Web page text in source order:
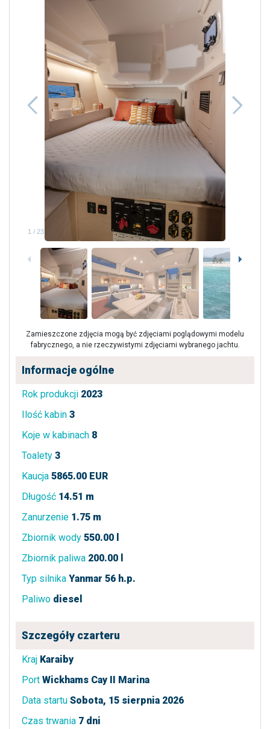
1 / 23
Zamieszczone zdjęcia mogą być zdjęciami poglądowymi modelu
fabrycznego, a nie rzeczywistymi zdjęciami wybranego jachtu.
Informacje ogólne
Rok produkcji 2023
Ilość kabin 3
Koje w kabinach 8
Toalety 3
Kaucja 5865.00 EUR
Długość 14.51 m
Zanurzenie 1.75 m
Zbiornik wody 550.00 l
Zbiornik paliwa 200.00 l
Typ silnika Yanmar 56 h.p.
Paliwo diesel
Szczegóły czarteru
Kraj Karaiby
Port Wickhams Cay II Marina
Data startu Sobota, 15 sierpnia 2026
Czas trwania 7 dni